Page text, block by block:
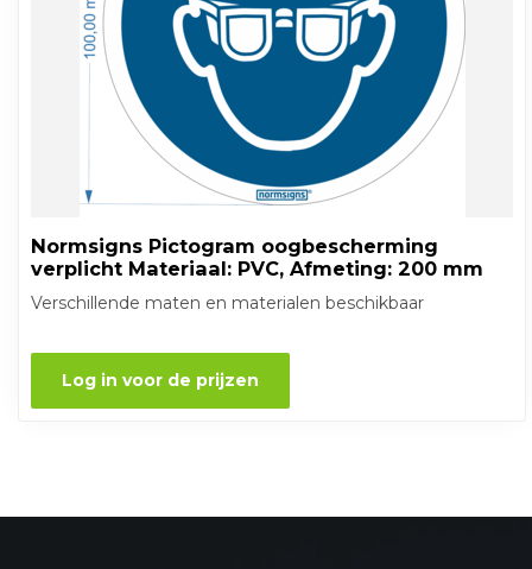
Normsigns Pictogram oogbescherming
verplicht Materiaal: PVC, Afmeting: 200 mm
Verschillende maten en materialen beschikbaar
Log in voor de prijzen